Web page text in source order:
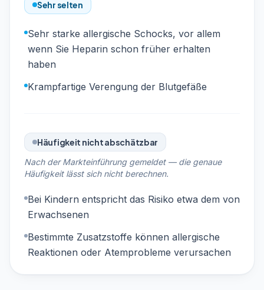
Sehr selten
Sehr starke allergische Schocks, vor allem
wenn Sie Heparin schon früher erhalten
haben
Krampfartige Verengung der Blutgefäße
Häufigkeit nicht abschätzbar
Nach der Markteinführung gemeldet — die genaue
Häufigkeit lässt sich nicht berechnen.
Bei Kindern entspricht das Risiko etwa dem von
Erwachsenen
Bestimmte Zusatzstoffe können allergische
Reaktionen oder Atemprobleme verursachen